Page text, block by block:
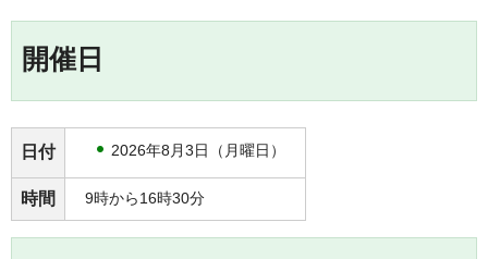
開催日
日付 2026年8月3日（月曜日）
時間 9時から16時30分